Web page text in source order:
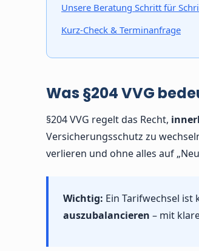
Unsere Beratung Schritt für
Kurz-Check & Terminanfrage
Was §204 VVG
§204 VVG regelt das Recht,
Versicherungsschutz zu
verlieren und ohne alles auf
Wichtig: Ein Tarifwechsel ist
auszubalancieren – mit